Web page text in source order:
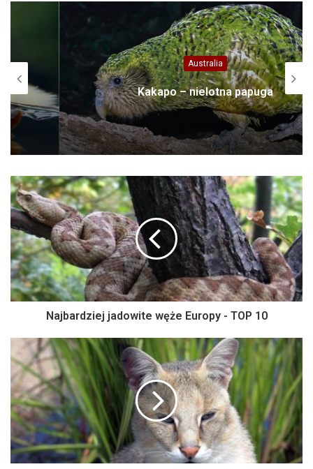
Australia
Kakapo – nielotna papuga
Najbardziej jadowite węże Europy - TOP 10